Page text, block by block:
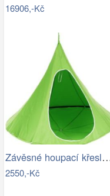
16906,-Kč
Závěsné houpací
2550,-Kč